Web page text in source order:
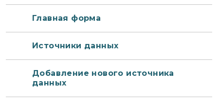
Главная форма
Источники данных
Добавление нового источника
данных